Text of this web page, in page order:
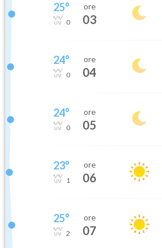
25°
0
ore
03
24°
0
ore
04
24°
0
ore
05
23°
1
ore
06
25°
2
ore
07